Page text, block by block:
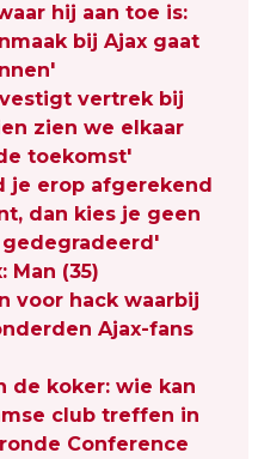
hij aan toe is:
bij Ajax gaat
vertrek bij
zien we elkaar
toekomst'
je erop afgerekend
dan kies je geen
Man (35)
voor hack waarbij
Ajax-fans
de koker: wie kan
club treffen in
Conference